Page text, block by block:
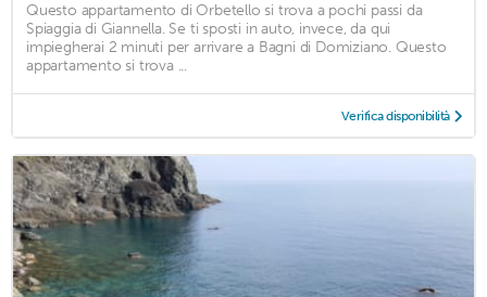
Questo appartamento di Orbetello si trova a pochi passi da
Spiaggia di Giannella. Se ti sposti in auto, invece, da qui
impiegherai 2 minuti per arrivare a Bagni di Domiziano. Questo
appartamento si trova ...
Verifica disponibilità